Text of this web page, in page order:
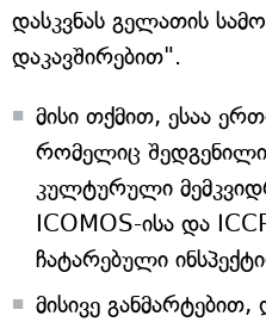
დასკვნას გელათის
დაკავშირებით".
მისი თქმით, ესაა
რომელიც
კულტურული
ICOMOS-ისა და
ჩატარებული
მისივე განმარტებით,